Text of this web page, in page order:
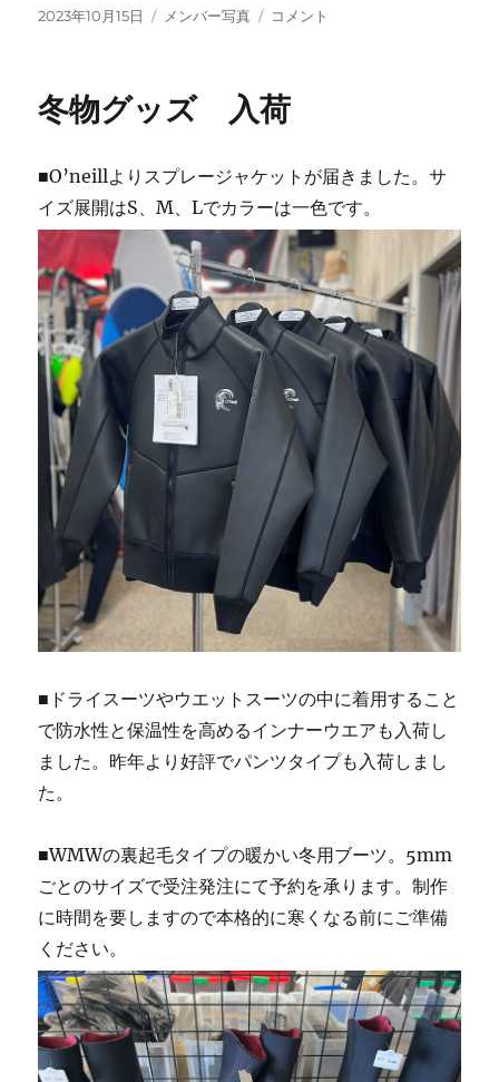
投
2023年10月15日
カ
ー
メンバー写真
2023.10.15（日）
甲
浜
に
コメント
冬物グッズ 入荷
■O’neillよりスプレージャケットが届きました。サ
イズ展開はS、M、Lでカラーは一色です。
■ドライスーツやウエットスーツの中に着用すること
で防水性と保温性を高めるインナーウエアも入荷し
ました。昨年より好評でパンツタイプも入荷しまし
た。
■WMWの裏起毛タイプの暖かい冬用ブーツ。5mm
ごとのサイズで受注発注にて予約を承ります。制作
に時間を要しますので本格的に寒くなる前にご準備
ください。